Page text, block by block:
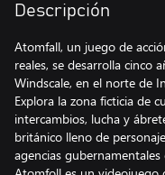
Descripción
Atomfall, un juego de
reales, se desarrolla cinco
Windscale, en el norte de
Explora la zona ficticia de
intercambios, lucha y
británico lleno de
agencias